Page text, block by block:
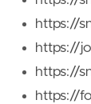
https://
https://
https://
https://